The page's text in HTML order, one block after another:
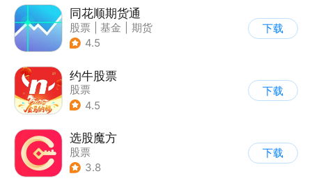
同花顺期货通
股票 基金
期货
4.5
下载
约牛股票
股票
4.5
下载
选股魔方
股票
3.8
下载